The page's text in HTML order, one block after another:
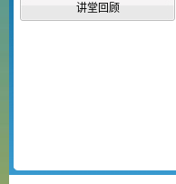
讲堂回顾